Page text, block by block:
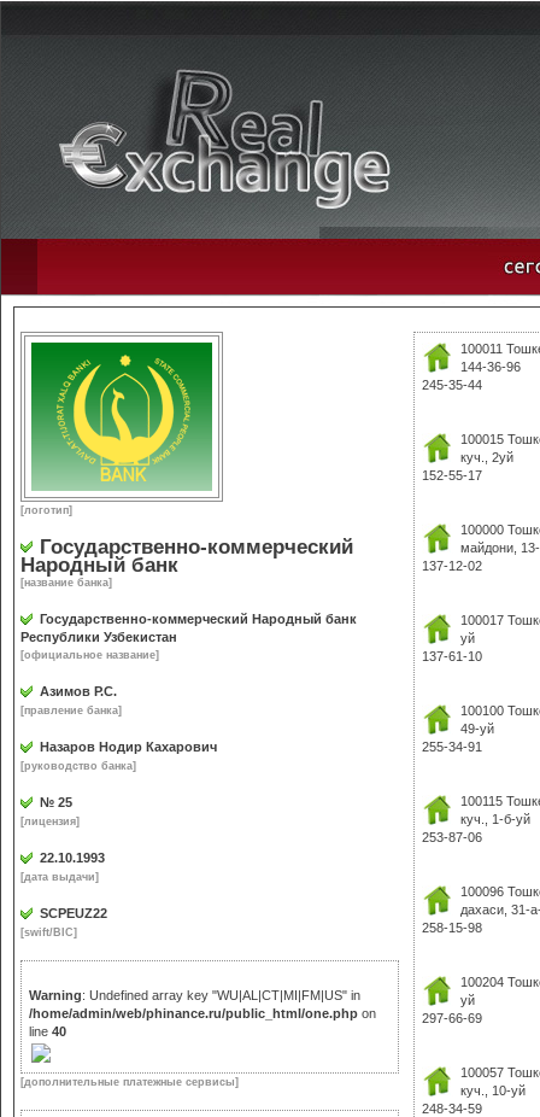
[логотип]
Государственно-коммерческий
Народный банк
[название банка]
Государственно-коммерческий Народный банк
Республики Узбекистан
[официальное название]
Азимов Р.С.
[правление банка]
Назаров Нодир Кахарович
[руководство банка]
№ 25
[лицензия]
22.10.1993
[дата выдачи]
SCPEUZ22
[swift/BIC]
Warning: Undefined array key "WU|AL|CT|MI|FM|US" in
/home/admin/web/phinance.ru/public_html/one.php on
line 40
[дополнительные платежные сервисы]
100011
144-36-96
245-35-44
100015
куч., 2уй
152-55-17
100000
майдони,
137-12-02
100017
уй
137-61-10
100100
49-уй
255-34-91
100115
куч., 1-б-уй
253-87-06
100096
дахаси, 31-
258-15-98
100204
уй
297-66-69
100057
куч., 10-уй
248-34-59